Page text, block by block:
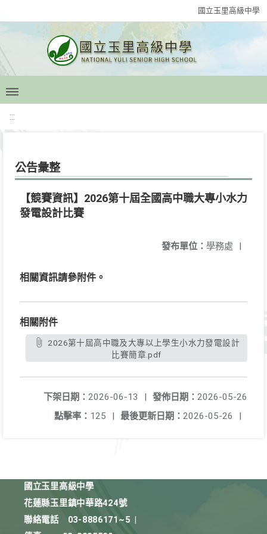
國立玉里高級中學
:::
公告彙整
【競賽資訊】2026第十屆全國高中職大專小水力
發電設計比賽
發布單位： 學務處 |
相關資訊請參附件。
相關附件
比賽簡章.pdf
發佈日期： 2026-05-26
下架日期： 2026-06-13
|
最後更新日期： 2026-05-26 |
點擊率： 125 |
國立玉里高級中學
花蓮縣玉里鎮中華路424號
聯絡電話
03-8886171~5